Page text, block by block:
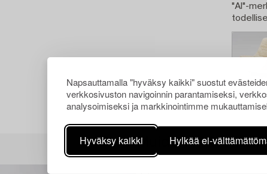
Napsauttamalla "hyväksy kaikki" suostut
verkkosivuston navigoinnin parantamiseksi,
analysoimiseksi ja markkinointimme
Hyväksy kaikki Hylkää ei-
"AI"-
Muiden katsomia